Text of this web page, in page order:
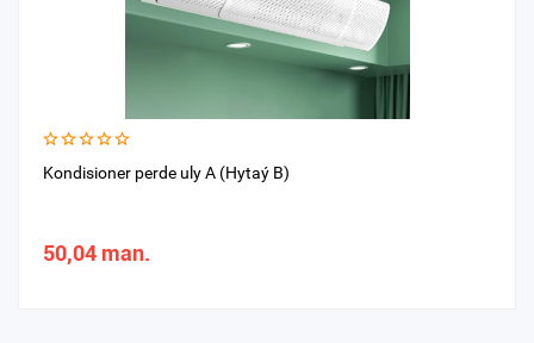
Kondisioner perde uly A (Hytaý B)
50,04 man.